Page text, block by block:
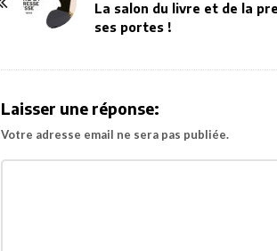
La salon du livre et de la
ses portes !
Laisser une réponse:
Votre adresse email ne sera pas publiée.